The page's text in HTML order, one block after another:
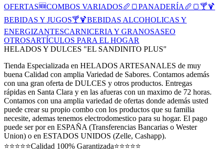
OFERTAS🆕COMBOS VARIADOS🥖🍞PANADERÍA🥖🍞 🍸🍹
BEBIDAS Y JUGOS🍸🍹BEBIDAS ALCOHOLICAS Y
ENERGIZANTESCARNICERIA Y GRANOSASEO
OTROSARTÍCULOS PARA EL HOGAR
HELADOS Y DULCES "EL SANDINITO PLUS"
Tienda Especializada en HELADOS ARTESANALES de muy
buena Calidad con amplia Variedad de Sabores. Contamos además
con una gran oferta de DULCES y otros productos. Entregas
rápidas en Santa Clara y en las afueras con un maximo de 72 horas.
Contamos con una amplia variedad de ofertas donde además usted
puede crear su propio combo con los productos que su familia
necesite, ademas tenemos electrodomestico para su hogar. El pago
puede ser por en ESPAÑA (Transferencias Bancarias o Wester
Union) o en ESTADOS UNIDOS (Zelle, Cashapp).
⭐⭐⭐⭐⭐Calidad 100% Garantizada⭐⭐⭐⭐⭐